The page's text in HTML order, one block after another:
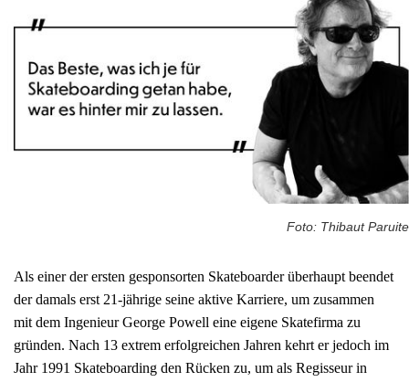
Foto: Thibaut Paruite
Als einer der ersten gesponsorten Skateboarder überhaupt beendet
der damals erst 21-jährige seine aktive Karriere, um zusammen
mit dem Ingenieur George Powell eine eigene Skatefirma zu
gründen. Nach 13 extrem erfolgreichen Jahren kehrt er jedoch im
Jahr 1991 Skateboarding den Rücken zu, um als Regisseur in